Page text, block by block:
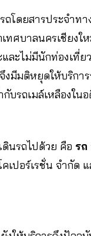
โดยสารประจำทา
ทศบาลนครเชียง
ละไม่มีนักท่องเที่ย
มีมติหยุดให้บริกา
บรถเมล์เหลืองใน
ดินรถไปด้วย คือ รถ
เปอร์เรชั่น จำกัด แ